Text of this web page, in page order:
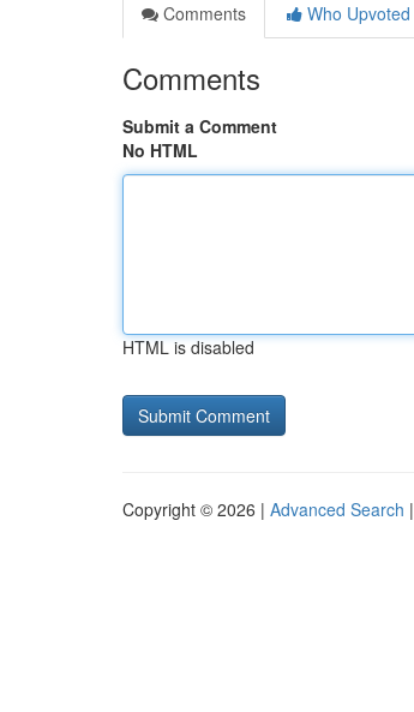
Comments
Who Upvoted
Comments
Submit a Comment
No HTML
HTML is disabled
Copyright © 2026 | Advanced Search |